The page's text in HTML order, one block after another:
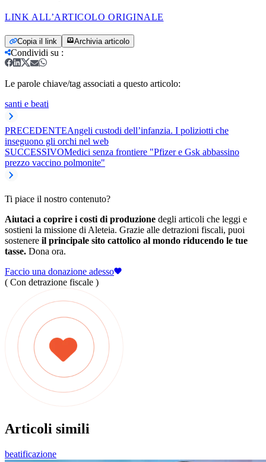
LINK ALL’ARTICOLO ORIGINALE
Copia il link Archivia articolo
Condividi su :
Le parole chiave/tag associati a questo articolo:
santi e beati
PRECEDENTEAngeli custodi dell’infanzia. I poliziotti che
inseguono gli orchi nel web
SUCCESSIVOMedici senza frontiere "Pfizer e Gsk abbassino
prezzo vaccino polmonite"
Ti piace il nostro contenuto?
Aiutaci a coprire i costi di produzione degli articoli che leggi e
sostieni la missione di Aleteia. Grazie alle detrazioni fiscali, puoi
sostenere il principale sito cattolico al mondo riducendo le tue
tasse. Dona ora.
Faccio una donazione adesso
( Con detrazione fiscale )
Articoli simili
beatificazione